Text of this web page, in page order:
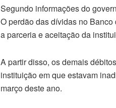
Segundo informações do
O perdão das dívidas no
a parceria e aceitação da
A partir disso, os demais
instituição em que estavam
março deste ano.